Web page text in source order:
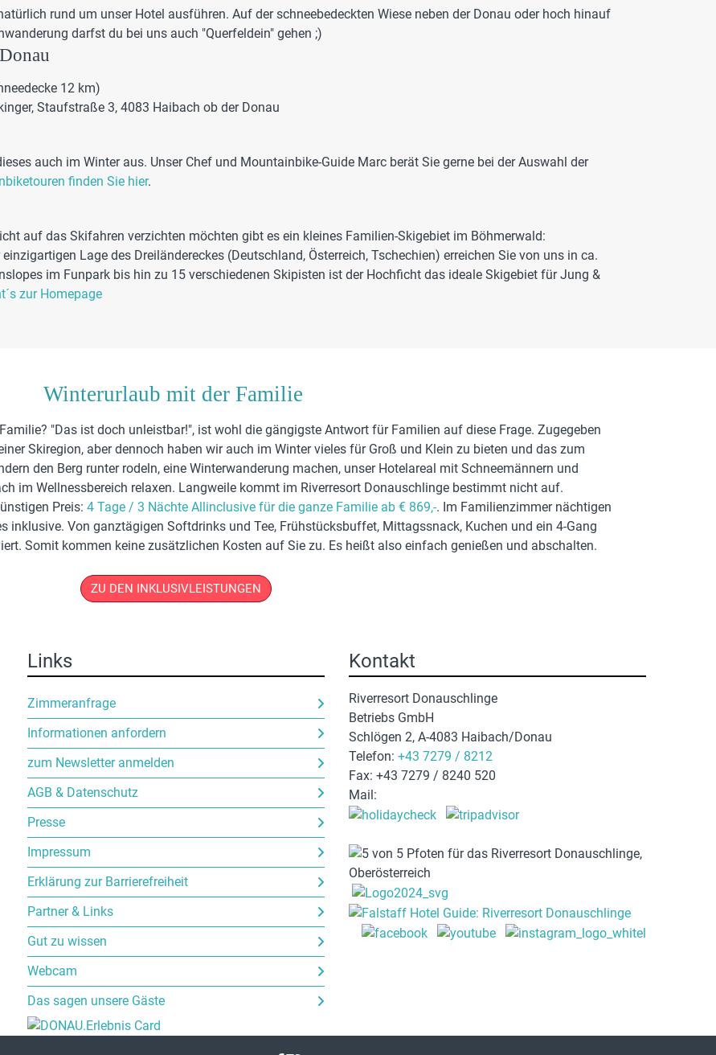
rund um unser Hotel ausführen. Auf der schneebedeckten Wiese neben der Donau oder hoch hinauf
darfst du bei uns auch "Querfeldein" gehen ;)
12 km)
Staufstraße 3, 4083 Haibach ob der Donau
auch im Winter aus. Unser Chef und Mountainbike-Guide Marc berät Sie gerne bei der Auswahl der
finden Sie hier.
auf das Skifahren verzichten möchten gibt es ein kleines Familien-Skigebiet im Böhmerwald:
Lage des Dreiländereckes (Deutschland, Österreich, Tschechien) erreichen Sie von uns in ca.
im Funpark bis hin zu 15 verschiedenen Skipisten ist der Hochficht das ideale Skigebiet für Jung &
zur Homepage
Winterurlaub mit der Familie
"Das ist doch unleistbar!", ist wohl die gängigste Antwort für Familien auf diese Frage. Zugegeben
Skiregion, aber dennoch haben wir auch im Winter vieles für Groß und Klein zu bieten und das zum
den Berg runter rodeln, eine Winterwanderung machen, unser Hotelareal mit Schneemännern und
im Wellnessbereich relaxen. Langweile kommt im Riverresort Donauschlinge bestimmt nicht auf.
Preis: 4 Tage / 3 Nächte Allinclusive für die ganze Familie ab € 869,-. Im Familienzimmer nächtigen
inklusive. Von ganztägigen Softdrinks und Tee, Frühstücksbuffet, Mittagssnack, Kuchen und ein 4-Gang
Somit kommen keine zusätzlichen Kosten auf Sie zu. Es heißt also einfach genießen und abschalten.
ZU DEN INKLUSIVLEISTUNGEN
Links
Zimmeranfrage
Informationen anfordern
zum Newsletter anmelden
AGB & Datenschutz
Presse
Impressum
Erklärung zur Barrierefreiheit
Partner & Links
Gut zu wissen
Webcam
Das sagen unsere Gäste
Kontakt
Riverresort Donauschlinge
Betriebs GmbH
Schlögen 2, A-4083 Haibach/Donau
Telefon: +43 7279 / 8212
Fax: +43 7279 / 8240 520
Mail: